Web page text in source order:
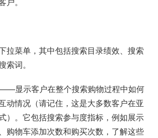
拉菜单，其中包括搜索目录绩效、搜索
索词。
显示客户在整个搜索购物过程中如何
动情况（请记住，这是大多数客户在亚
）。它包括搜索参与度指标，例如展示
购物车添加次数和购买次数，了解这些